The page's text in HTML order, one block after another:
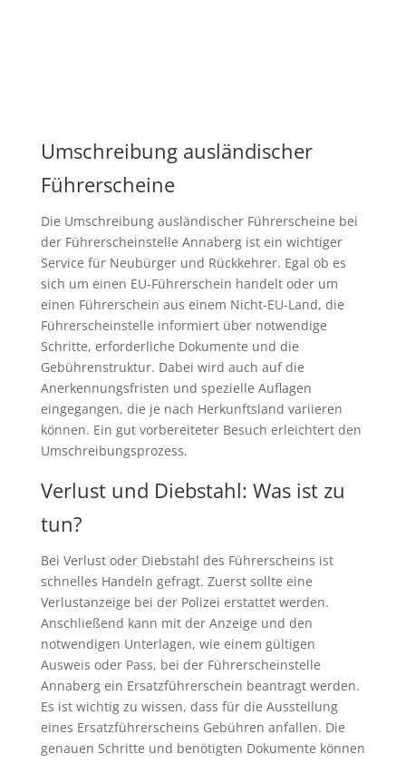
Umschreibung ausländischer
Führerscheine
Die Umschreibung ausländischer Führerscheine bei
der Führerscheinstelle Annaberg ist ein wichtiger
Service für Neubürger und Rückkehrer. Egal ob es
sich um einen EU-Führerschein handelt oder um
einen Führerschein aus einem Nicht-EU-Land, die
Führerscheinstelle informiert über notwendige
Schritte, erforderliche Dokumente und die
Gebührenstruktur. Dabei wird auch auf die
Anerkennungsfristen und spezielle Auflagen
eingegangen, die je nach Herkunftsland variieren
können. Ein gut vorbereiteter Besuch erleichtert den
Umschreibungsprozess.
Verlust und Diebstahl: Was ist zu
tun?
Bei Verlust oder Diebstahl des Führerscheins ist
schnelles Handeln gefragt. Zuerst sollte eine
Verlustanzeige bei der Polizei erstattet werden.
Anschließend kann mit der Anzeige und den
notwendigen Unterlagen, wie einem gültigen
Ausweis oder Pass, bei der Führerscheinstelle
Annaberg ein Ersatzführerschein beantragt werden.
Es ist wichtig zu wissen, dass für die Ausstellung
eines Ersatzführerscheins Gebühren anfallen. Die
genauen Schritte und benötigten Dokumente können